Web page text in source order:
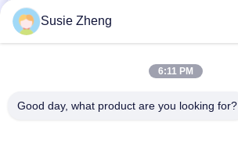
Susie Zheng
6:11 PM
Good day, what product are you looking for?